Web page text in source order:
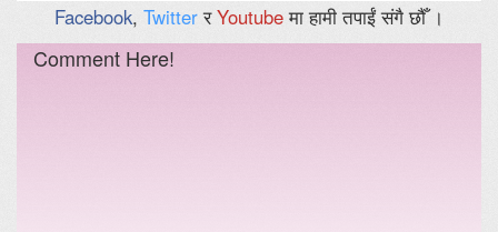
Facebook, TwitterरYoutubeमा हामी तपाईं संगै छौँ ।
Comment Here!